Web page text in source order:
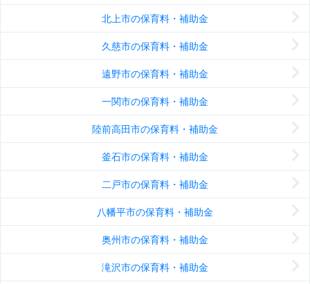
北上市の保育料・補助金
久慈市の保育料・補助金
遠野市の保育料・補助金
一関市の保育料・補助金
陸前高田市の保育料・補助金
釜石市の保育料・補助金
二戸市の保育料・補助金
八幡平市の保育料・補助金
奥州市の保育料・補助金
滝沢市の保育料・補助金